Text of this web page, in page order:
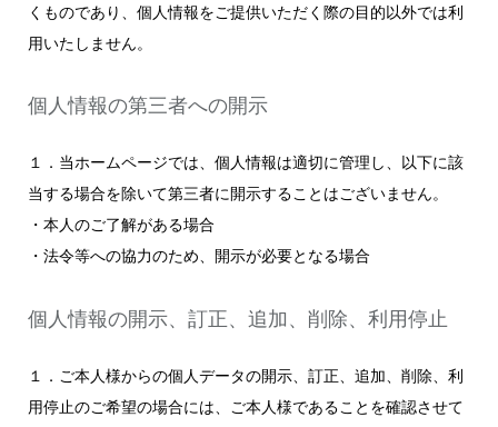
くものであり、個人情報をご提供いただく際の目的以外では利
用いたしません。
個人情報の第三者への開示
１．当ホームページでは、個人情報は適切に管理し、以下に該
当する場合を除いて第三者に開示することはございません。
・本人のご了解がある場合
・法令等への協力のため、開示が必要となる場合
個人情報の開示、訂正、追加、削除、利用停止
１．ご本人様からの個人データの開示、訂正、追加、削除、利
用停止のご希望の場合には、ご本人様であることを確認させて